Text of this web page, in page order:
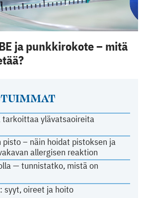
tarkoittaa ylävatsaoireita
pisto – näin hoidat pistoksen ja
allergisen reaktion
— tunnistatko, mistä on
syyt, oireet ja hoito
ja punkkirokote – mitä